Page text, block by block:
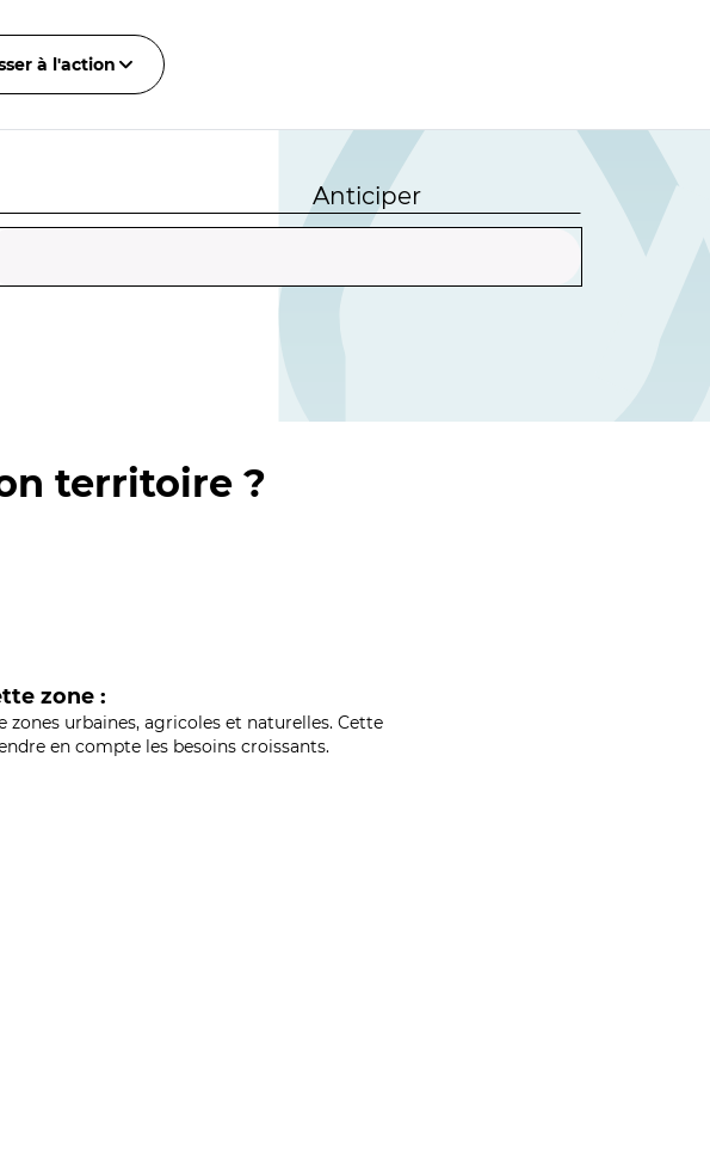
à l'action
Anticiper
territoire ?
zone :
urbaines, agricoles et naturelles. Cette
en compte les besoins croissants.